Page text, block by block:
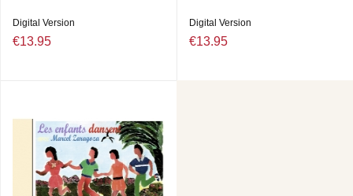
Digital Version
€13.95
Digital Version
€13.95